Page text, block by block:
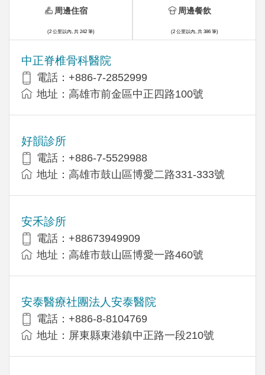
中正脊椎骨科醫院
電話：+886-7-2852999
地址：高雄市前金區中正四路100號
好韻診所
電話：+886-7-5529988
地址：高雄市鼓山區博愛二路331-333號
安禾診所
電話：+88673949909
地址：高雄市鼓山區博愛一路460號
安泰醫療社團法人安泰醫院
電話：+886-8-8104769
地址：屏東縣東港鎮中正路一段210號
周邊住宿
(2 公里以內, 共 242 筆)
周邊餐飲
(2 公里以內, 共 386 筆)